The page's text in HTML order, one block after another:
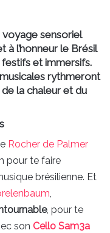
sensoriel
à l’honneur le Brésil
festifs et immersifs.
rythmeront
la chaleur et du
Rocher de Palmer
pour te faire
brésilienne. Et
,
, pour te
son Cello Sam3a